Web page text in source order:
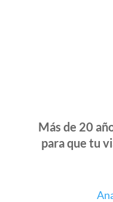
Más de 20
para que tu